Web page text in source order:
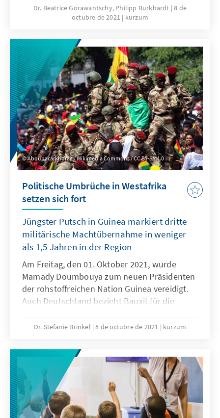
Spannungen.
Dr. Beatrice Gorawantschy, Philipp Burkhardt 8 de
octubre de 2021
kurzum
Aboubacarkhoraa / Wikimedia Commons / CC BY-SA 4.0
Politische Umbrüche in Westafrika
setzen sich fort
Jüngster Putsch in Guinea markiert dritte
militärische Machtübernahme in weniger
als 1,5 Jahren in der Region
Am Freitag, den 01. Oktober 2021, wurde
Mamady Doumbouya zum neuen Präsidenten
der rohstoffreichen Nation Guinea vereidigt.
Auch Deutschland bezieht Bauxit für die
Putsch schnellte der Preis für Aluminium in
sind bislang noch schwer abschätzbar. Die
möglichen Auswirkungen politischer
Instabilität sind komplex. Was ist in dem
westafrikanischen Küstenstaat passiert und
was bedeutet der politische Umbruch für die
Region?
Dr. Stefanie Brinkel 8 de octubre de 2021 kurzum